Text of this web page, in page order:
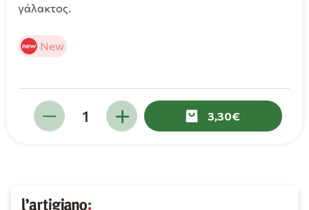
γάλακτος.
New
3,30